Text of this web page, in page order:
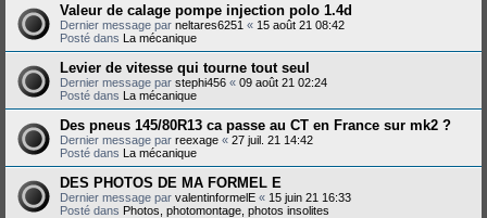
Valeur de calage pompe injection polo 1.4d
Dernier message par neltares6251 « 15 août 21 08:42
Posté dans La mécanique
Levier de vitesse qui tourne tout seul
Dernier message par stephi456 « 09 août 21 02:24
Posté dans La mécanique
Des pneus 145/80R13 ca passe au CT en France sur mk2 ?
Dernier message par reexage « 27 juil. 21 14:42
Posté dans La mécanique
DES PHOTOS DE MA FORMEL E
Dernier message par valentinformelE « 15 juin 21 16:33
Posté dans Photos, photomontage, photos insolites